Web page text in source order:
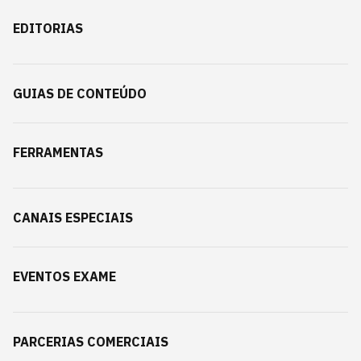
EDITORIAS
GUIAS DE CONTEÚDO
FERRAMENTAS
CANAIS ESPECIAIS
EVENTOS EXAME
PARCERIAS COMERCIAIS